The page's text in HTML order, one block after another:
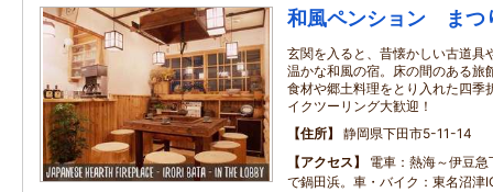
和風ペンション まつ
玄関を入ると、昔懐かしい古道具
温かな和風の宿。床の間のある旅
食材や郷土料理をとり入れた四季
イクツーリング大歓迎！
住所
静岡県下田市5-11-14
アクセス
電車：熱海～伊豆
で鍋田浜。車・バイク：東名沼津